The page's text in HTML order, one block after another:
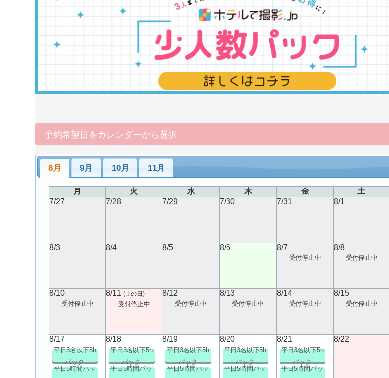
予約希望日をカレンダーから選択
8月 9月 10月 11月
月 火 水 木 金 土
7/27
7/28 7/29 7/30 7/31 8/1
8/3 8/4 8/5 8/6 8/7
受付停止中
8/8
受付停止中
8/10
受付停止中
8/11(山の日)
受付停止中
8/12
受付停止中
8/13
受付停止中
8/14
受付停止中
8/15
受付停止中
8/17
平日3名以下5h
パック
平日5時間パッ
8/18
平日3名以下5h
パック
平日5時間パッ
8/19
平日3名以下5h
パック
平日5時間パッ
8/20
平日3名以下5h
パック
平日5時間パッ
8/21
平日3名以下5h
パック
平日5時間パッ
8/22